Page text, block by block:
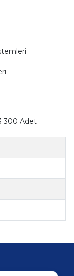
300 Adet